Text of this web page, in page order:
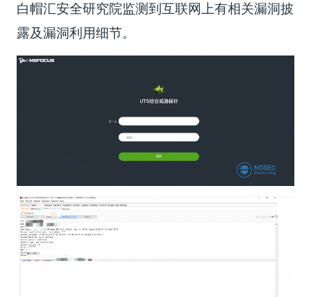
白帽汇安全研究院监测到互联网上有相关漏洞披
露及漏洞利用细节。